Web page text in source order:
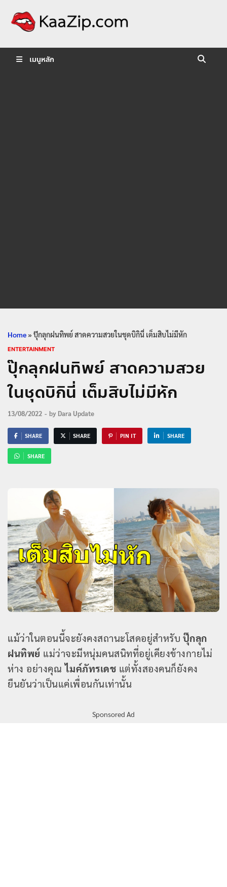
เมนูหลัก
Home»ปุ๊กลุกฝนทิพย์ สาดความสวยในชุดบิกินี่ เต็มสิบไม่มีหัก
ENTERTAINMENT
ปุ๊กลุกฝนทิพย์ สาดความสวย
ในชุดบิกินี่ เต็มสิบไม่มีหัก
13/08/2022 - by Dara Update
SHARE SHARE PIN IT SHARE
SHARE
แม้ว่าในตอนนี้จะยังคงสถานะโสดอยู่สำหรับ ปุ๊กลุก
ฝนทิพย์ แม่ว่าจะมีหนุ่มคนสนิทที่อยู่เคียงข้างกายไม่
ห่าง อย่างคุณไมค์ภัทรเดช แต่ทั้งสองคนก็ยังคง
ยืนยันว่าเป็นแค่เพื่อนกันเท่านั้น
Sponsored Ad